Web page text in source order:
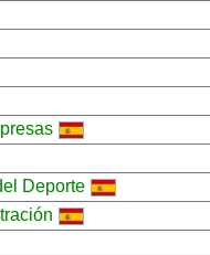
Deporte